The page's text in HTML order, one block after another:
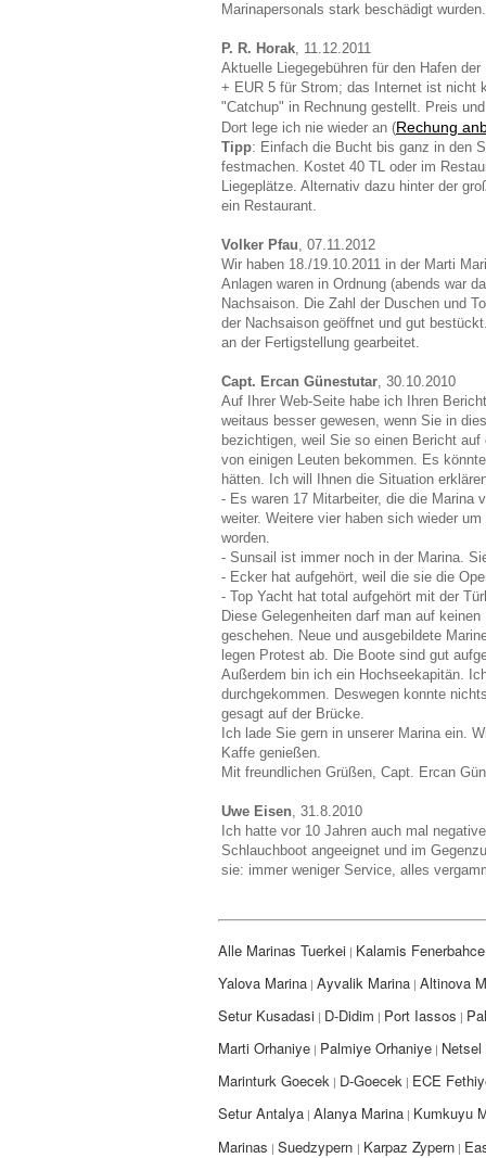
Marinapersonals stark beschädigt wurden.
P. R. Horak, 11.12.2011
Aktuelle Liegegebühren für den Hafen
+ EUR 5 für Strom; das Internet ist nicht
"Catchup" in Rechnung gestellt. Preis
Dort lege ich nie wieder an (Rechung
Tipp: Einfach die Bucht bis ganz in den
festmachen. Kostet 40 TL oder im
Liegeplätze. Alternativ dazu hinter der
ein Restaurant.
Volker Pfau, 07.11.2012
Wir haben 18./19.10.2011 in der Marti
Anlagen waren in Ordnung (abends war
Nachsaison. Die Zahl der Duschen und
der Nachsaison geöffnet und gut
an der Fertigstellung gearbeitet.
Capt. Ercan Günestutar, 30.10.2010
Auf Ihrer Web-Seite habe ich Ihren
weitaus besser gewesen, wenn Sie in
bezichtigen, weil Sie so einen Bericht
von einigen Leuten bekommen. Es
hätten. Ich will Ihnen die Situation
- Es waren 17 Mitarbeiter, die die Marina
weiter. Weitere vier haben sich wieder
worden.
- Sunsail ist immer noch in der Marina.
- Ecker hat aufgehört, weil die sie die
- Top Yacht hat total aufgehört mit der
Diese Gelegenheiten darf man auf
geschehen. Neue und ausgebildete
legen Protest ab. Die Boote sind gut
Außerdem bin ich ein Hochseekapitän.
durchgekommen. Deswegen konnte
gesagt auf der Brücke.
Ich lade Sie gern in unserer Marina ein.
Kaffe genießen.
Mit freundlichen Grüßen, Capt. Ercan
Uwe Eisen, 31.8.2010
Ich hatte vor 10 Jahren auch mal
Schlauchboot angeeignet und im
sie: immer weniger Service, alles
Alle Marinas Tuerkei | Kalamis
Yalova Marina | Ayvalik Marina | Altinova
Setur Kusadasi | D-Didim | Port Iassos |
Marti Orhaniye | Palmiye Orhaniye |
Marinturk Goecek | D-Goecek | ECE
Setur Antalya | Alanya Marina | Kumkuyu
Marinas | Suedzypern | Karpaz Zypern |